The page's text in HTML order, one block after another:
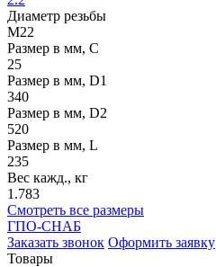
Диаметр резьбы
М22
Размер в мм, C
25
Размер в мм, D1
340
Размер в мм, D2
520
Размер в мм, L
235
Вес кажд., кг
1.783
Смотреть все размеры
ГПО-СНАБ
Заказать звонок Оформить заявку
Товары